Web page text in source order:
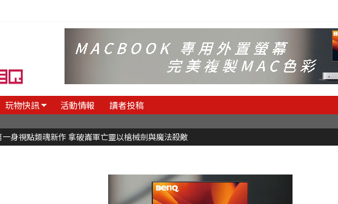
玩物快訊 活動情報 讀者投稿
身視點類魂新作 拿破崙軍亡靈以槍械劍與魔法殺敵